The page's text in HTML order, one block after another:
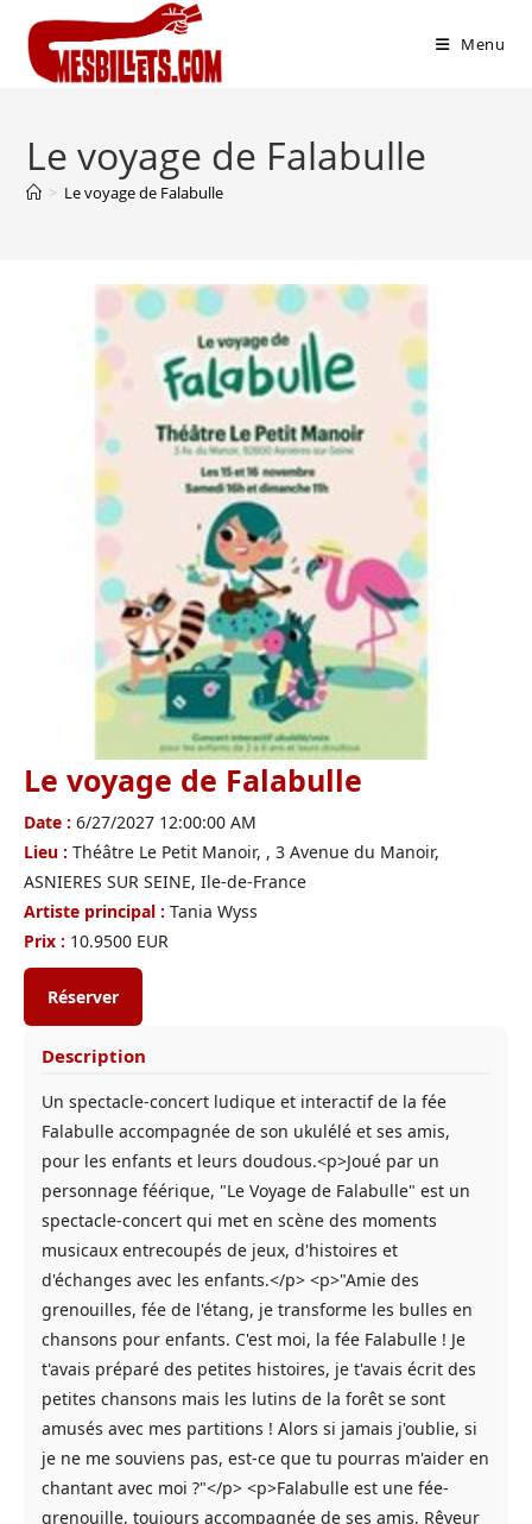
Menu
Le voyage de Falabulle
> Le voyage de Falabulle
Le voyage de Falabulle
Date : 6/27/2027 12:00:00 AM
Lieu : Théâtre Le Petit Manoir, , 3 Avenue du Manoir,
ASNIERES SUR SEINE, Ile-de-France
Artiste principal : Tania Wyss
Prix : 10.9500 EUR
Réserver
Description
Un spectacle-concert ludique et interactif de la fée
Falabulle accompagnée de son ukulélé et ses amis,
pour les enfants et leurs doudous.<p>Joué par un
personnage féérique, "Le Voyage de Falabulle" est un
spectacle-concert qui met en scène des moments
musicaux entrecoupés de jeux, d'histoires et
d'échanges avec les enfants.</p> <p>"Amie des
grenouilles, fée de l'étang, je transforme les bulles en
chansons pour enfants. C'est moi, la fée Falabulle ! Je
t'avais préparé des petites histoires, je t'avais écrit des
petites chansons mais les lutins de la forêt se sont
amusés avec mes partitions ! Alors si jamais j'oublie, si
je ne me souviens pas, est-ce que tu pourras m'aider en
chantant avec moi ?"</p> <p>Falabulle est une fée-
grenouille, toujours accompagnée de ses amis, Rêveur